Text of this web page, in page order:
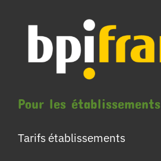
Pour les établissements
Tarifs établissements